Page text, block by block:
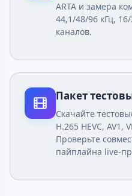
ARTA и замера
44,1/48/96 кГц,
каналов.
Пакет
Скачайте
H.265 HEVC, AV1,
Проверьте
пайплайна live-